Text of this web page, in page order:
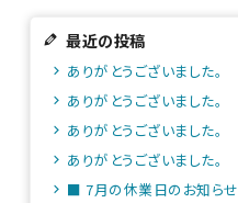
最近の投稿
ありがとうございました。
ありがとうございました。
ありがとうございました。
ありがとうございました。
■ 7月の休業日のお知らせ